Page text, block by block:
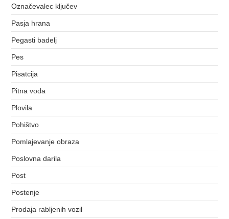
Označevalec ključev
Pasja hrana
Pegasti badelj
Pes
Pisatcija
Pitna voda
Plovila
Pohištvo
Pomlajevanje obraza
Poslovna darila
Post
Postenje
Prodaja rabljenih vozil